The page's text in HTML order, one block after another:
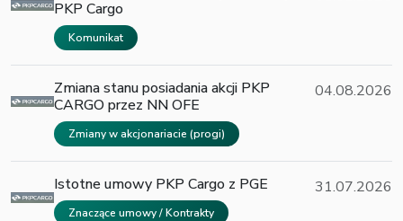
PKP Cargo
Komunikat
Zmiana stanu posiadania akcji PKP
CARGO przez NN OFE
Zmiany w akcjonariacie (progi)
04.08.2026
Istotne umowy PKP Cargo z PGE
Znaczące umowy / Kontrakty
31.07.2026